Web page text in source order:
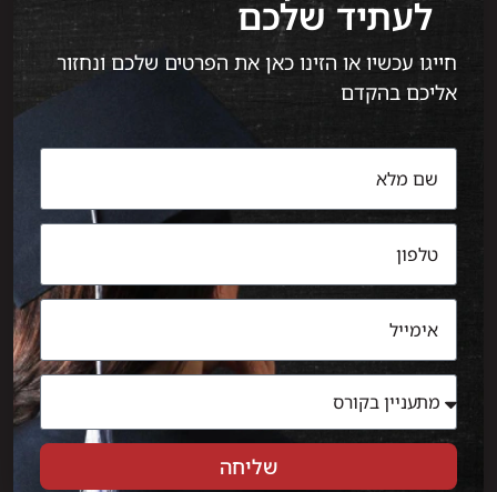
לעתיד שלכם
חייגו עכשיו או הזינו כאן את הפרטים שלכם ונחזור
אליכם בהקדם
שליחה